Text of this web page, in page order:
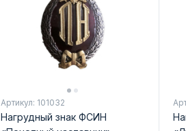
Артикул: 101032
Нагрудный знак ФСИН